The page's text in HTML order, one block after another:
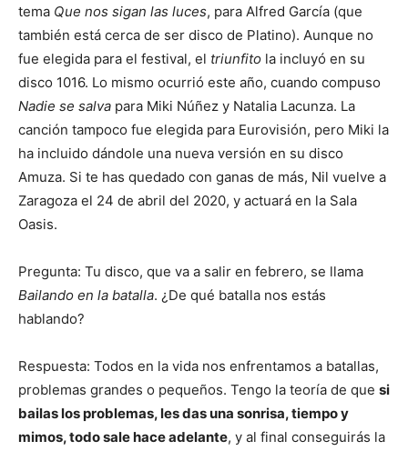
tema Que nos sigan las luces, para Alfred García (que
también está cerca de ser disco de Platino). Aunque no
fue elegida para el festival, el triunfito la incluyó en su
disco 1016. Lo mismo ocurrió este año, cuando compuso
Nadie se salva para Miki Núñez y Natalia Lacunza. La
canción tampoco fue elegida para Eurovisión, pero Miki la
ha incluido dándole una nueva versión en su disco
Amuza. Si te has quedado con ganas de más, Nil vuelve a
Zaragoza el 24 de abril del 2020, y actuará en la Sala
Oasis.
Pregunta: Tu disco, que va a salir en febrero, se llama
Bailando en la batalla. ¿De qué batalla nos estás
hablando?
Respuesta: Todos en la vida nos enfrentamos a batallas,
problemas grandes o pequeños. Tengo la teoría de que si
bailas los problemas, les das una sonrisa, tiempo y
mimos, todo sale hace adelante, y al final conseguirás la